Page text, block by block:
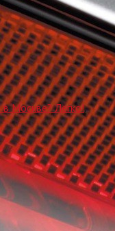
Москве? Легко!.